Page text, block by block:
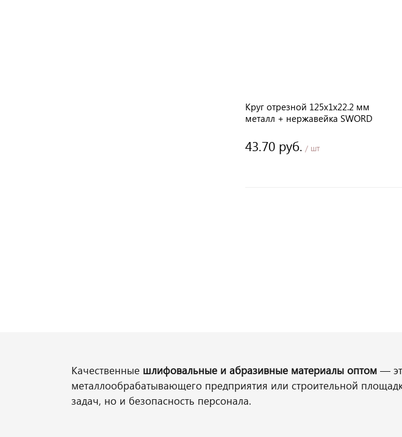
Круг отрезной 125х1х22.2 мм
металл + нержавейка SWORD
43.70 руб. / шт
Качественные шлифовальные и абразивные материалы оптом —
металлообрабатывающего предприятия или строительной
задач, но и безопасность персонала.